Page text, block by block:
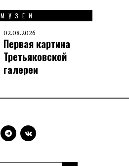
МУЗЕИ
02.08.2026
Первая картина
Третьяковской
галереи